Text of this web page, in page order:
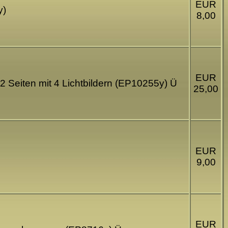
EUR
8,00
Seiten mit 4 Lichtbildern (EP10255y) Ü
EUR
25,00
EUR
9,00
EUR